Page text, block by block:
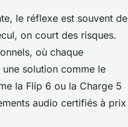
le réflexe est souvent de
on court des risques.
où chaque
une solution comme le
la Flip 6 ou la Charge 5
audio certifiés à prix